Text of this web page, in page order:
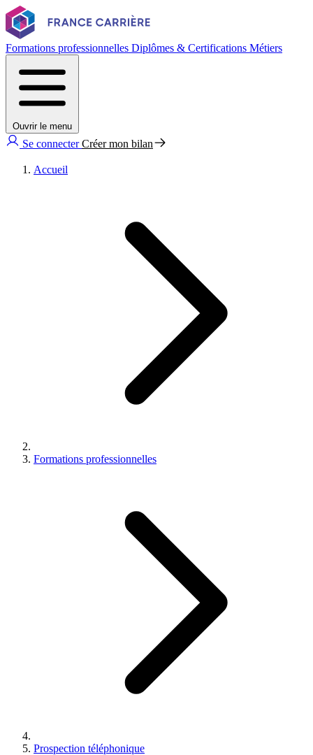
Formations professionnelles Diplômes & Certifications Métiers
Ouvrir le menu
Se connecterCréer mon bilan
Accueil
Formations professionnelles
Prospection téléphonique